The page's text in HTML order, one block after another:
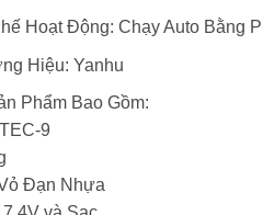
Hoạt Động: Chạy Auto Bằng
Hiệu: Yanhu
Phẩm Bao Gồm:
9
Đạn Nhựa